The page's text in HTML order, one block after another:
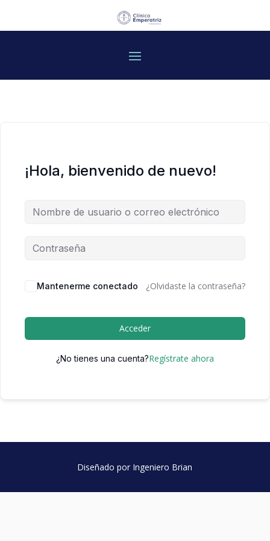
¡Hola, bienvenido de nuevo!
Mantenerme conectado ¿Olvidaste la contraseña?
Acceder
¿No tienes una cuenta?Regístrate ahora
Diseñado por Ingeniero Brian